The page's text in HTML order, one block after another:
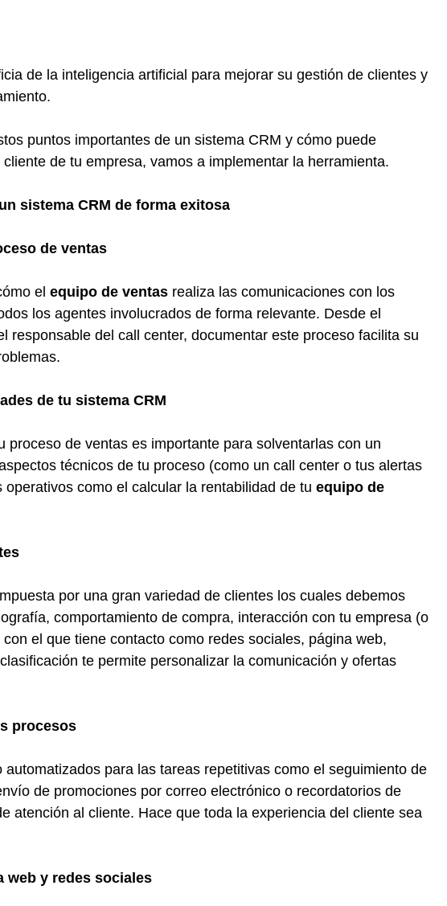
de la inteligencia artificial para mejorar su gestión de clientes y
puntos importantes de un sistema CRM y cómo puede
de tu empresa, vamos a implementar la herramienta.
sistema CRM de forma exitosa
de ventas
el equipo de ventas realiza las comunicaciones con los
los agentes involucrados de forma relevante. Desde el
responsable del call center, documentar este proceso facilita su
de tu sistema CRM
proceso de ventas es importante para solventarlas con un
técnicos de tu proceso (como un call center o tus alertas
como el calcular la rentabilidad de tu equipo de
por una gran variedad de clientes los cuales debemos
comportamiento de compra, interacción con tu empresa (o
el que tiene contacto como redes sociales, página web,
te permite personalizar la comunicación y ofertas
procesos
para las tareas repetitivas como el seguimiento de
de promociones por correo electrónico o recordatorios de
atención al cliente. Hace que toda la experiencia del cliente sea
web y redes sociales